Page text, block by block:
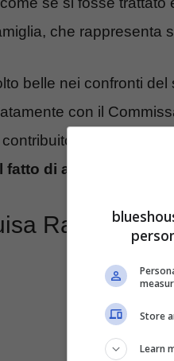
che rappresenta
belle nei confronti
con il
ad
fatto di avere
Ranieri,
Store
Learn